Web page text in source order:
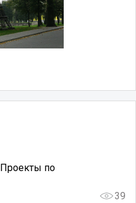
Проекты по
39